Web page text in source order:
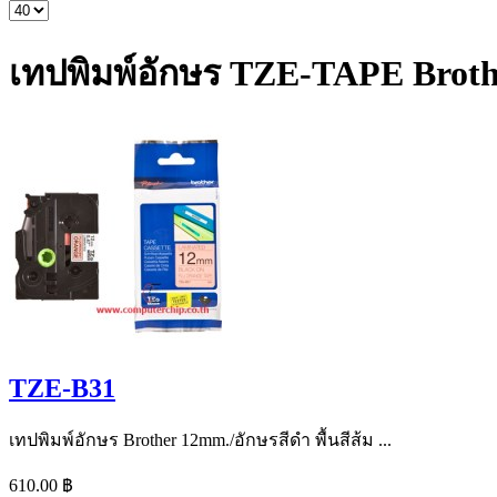
เทปพิมพ์อักษร TZE-TAPE
TZE-B31
เทปพิมพ์อักษร Brother 12mm./อักษรสีดำ พื้นสีส้ม ...
610.00 ฿